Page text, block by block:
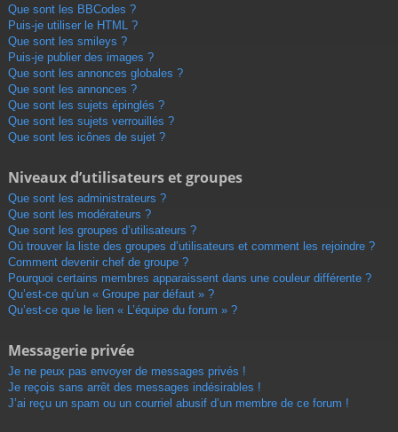
Que sont les BBCodes ?
Puis-je utiliser le HTML ?
Que sont les smileys ?
Puis-je publier des images ?
Que sont les annonces globales ?
Que sont les annonces ?
Que sont les sujets épinglés ?
Que sont les sujets verrouillés ?
Que sont les icônes de sujet ?
Niveaux d’utilisateurs et groupes
Que sont les administrateurs ?
Que sont les modérateurs ?
Que sont les groupes d’utilisateurs ?
Où trouver la liste des groupes d’utilisateurs et comment les rejoindre ?
Comment devenir chef de groupe ?
Pourquoi certains membres apparaissent dans une couleur différente ?
Qu’est-ce qu’un « Groupe par défaut » ?
Qu’est-ce que le lien « L’équipe du forum » ?
Messagerie privée
Je ne peux pas envoyer de messages privés !
Je reçois sans arrêt des messages indésirables !
J’ai reçu un spam ou un courriel abusif d’un membre de ce forum !